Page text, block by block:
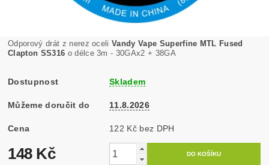
Odporový drát z nerez oceliVandy Vape Superfine MTL Fused
Clapton SS316 o délce 3m - 30GAx2 + 38GA
Dostupnost Skladem
Můžeme doručit do 11.8.2026
Cena 122 Kč bez DPH
148 Kč